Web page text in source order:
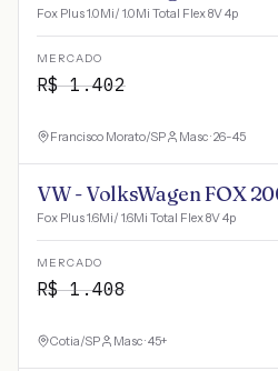
Fox Plus 1.0Mi/ 1.0Mi Total Flex 8V 4p
MERCADO
R$1.402
Francisco Morato/SP Masc · 26-45
VW - VolksWagen FOX
Fox Plus 1.6Mi/ 1.6Mi Total Flex 8V 4p
MERCADO
R$1.408
Cotia/SP Masc · 45+